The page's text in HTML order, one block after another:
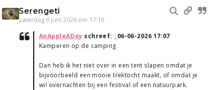
Serengeti
zaterdag 6 juni 2026 om 17:19
AnAppleADay schreef: ↑06-06-2026 17:07
Kamperen op de camping.
Dan heb ik het niet over in een tent slapen omdat je
bijvoorbeeld een mooie trektocht maakt, of omdat je
wil overnachten bij een festival of een natuurpark.